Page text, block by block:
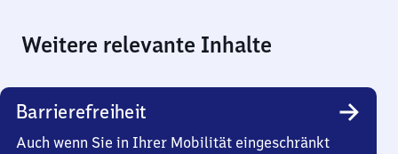
Weitere relevante Inhalte
Barrierefreiheit
Auch wenn Sie in Ihrer Mobilität eingeschränkt